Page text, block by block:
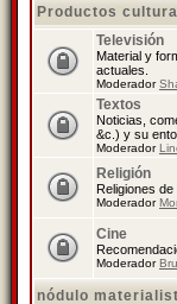
Productos
Televisión
Material y
actuales.
Moderador
Textos
Noticias,
&c.) y su
Moderador
Religión
Religiones
Moderador
Cine
Moderador
nódulo